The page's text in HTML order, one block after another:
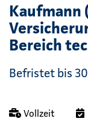
Bereich
Befristet bis
Vollzeit